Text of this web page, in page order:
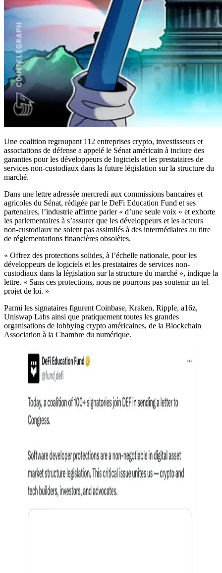
Une coalition regroupant 112 entreprises crypto, investisseurs et
associations de défense a appelé le Sénat américain à inclure des
garanties pour les développeurs de logiciels et les prestataires de
services non-custodiaux dans la future législation sur la structure du
marché.
Dans une lettre adressée mercredi aux commissions bancaires et
agricoles du Sénat, rédigée par le DeFi Education Fund et ses
partenaires, l’industrie affirme parler « d’une seule voix » et exhorte
les parlementaires à s’assurer que les développeurs et les acteurs
non-custodiaux ne soient pas assimilés à des intermédiaires au titre
de réglementations financières obsolètes.
« Offrez des protections solides, à l’échelle nationale, pour les
développeurs de logiciels et les prestataires de services non-
custodiaux dans la législation sur la structure du marché », indique la
lettre. « Sans ces protections, nous ne pourrons pas soutenir un tel
projet de loi. »
Parmi les signataires figurent Coinbase, Kraken, Ripple, a16z,
Uniswap Labs ainsi que pratiquement toutes les grandes
organisations de lobbying crypto américaines, de la Blockchain
Association à la Chambre du numérique.